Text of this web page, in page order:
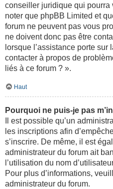
conseiller juridique qui pourra
noter que phpBB Limited et
forum ne peuvent pas vous
ne doivent donc pas être
lorsque l’assistance porte
contacter à propos de
liés à ce forum ? ».
Haut
Pourquoi ne puis-je pas
Il est possible qu’un
les inscriptions afin
s’inscrire. De même, il est
administrateur du forum ait
l’utilisation du nom
Pour plus d’informations,
administrateur du forum.